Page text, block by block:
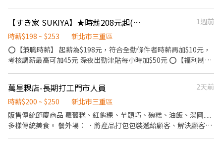
健檢 ★勞保、健保，6％勞退提撥 ⭕【工作說明】 《內場》:餐點製
作、食材備料、進貨盤點 《外場》:接待服務顧客、收銀結帳、環境
整潔 ★開朗活潑有笑容 ★ＳＯＰ專業流程 ★無經驗可 ★提供完善
職前教育訓練 ⭕【經營理念】 我們是日本第一的速食連鎖ZENSHO
現作提供美味可口的日本國民美食-牛丼/咖哩，並以舒適衛生的用
餐環境、熱情用心的服務態度、平實親民的誠懇價格，強調食品安
全，顧客安心。不論是單獨一人、與家人一起、朋友一起，皆可享
受用餐的樂趣。
【すき家 SUKIYA】★時薪208元起(含全勤)★菜寮店
1週前
時薪$198 ~ $253
新北市三重區
⭕【兼職時薪】 起薪為$198元，符合全勤條件者時薪再加$10元，
考核調薪最高可加45元 深夜出勤津貼每小時加$50元 ⭕【福利制
健檢 ★勞保、健保，6％勞退提撥 ⭕【工作說明】 《內場》:餐點製
作、食材備料、進貨盤點 《外場》:接待服務顧客、收銀結帳、環境
整潔 ★開朗活潑有笑容 ★ＳＯＰ專業流程 ★無經驗可 ★提供完善
職前教育訓練 ⭕【經營理念】 我們是日本第一的速食連鎖ZENSHO
萬星粿店-長期打工門市人員
2天前
時薪$200 ~ $250
新北市三重區
販售傳統節慶商品 蘿蔔糕、紅龜粿、芋頭巧、碗糕、油飯、湯圓.....
多樣傳統美食。 餐外場： ．將產品打包包裝遞給顧客、解決顧客提